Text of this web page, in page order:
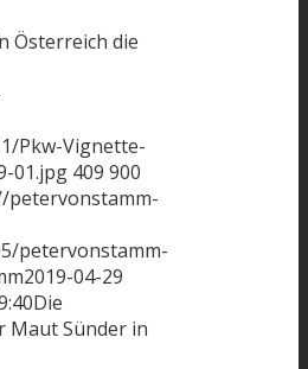
Österreich die
Pkw-Vignette-
01.jpg 409 900
petervonstamm-
petervonstamm-
2019-04-29
Die
Maut Sünder in